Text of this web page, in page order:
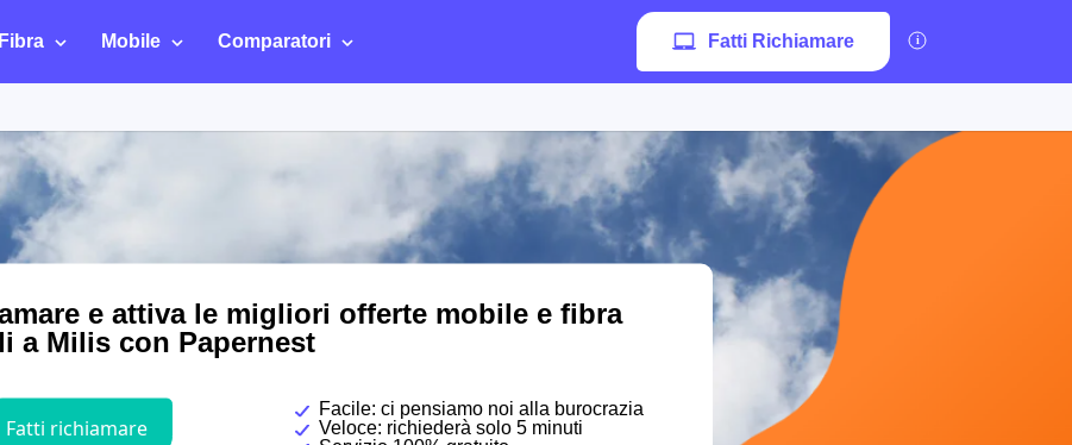
Fibra Mobile Comparatori Fatti Richiamare